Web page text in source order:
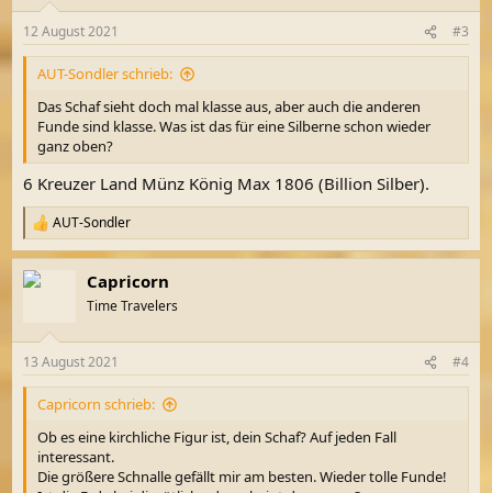
12 August 2021 #3
AUT-Sondler schrieb:
Das Schaf sieht doch mal klasse aus, aber auch die anderen
Funde sind klasse. Was ist das für eine Silberne schon wieder
ganz oben?
6 Kreuzer Land Münz König Max 1806 (Billion Silber).
R
e
a
k
e
n
AUT-Sondler
Capricorn
Time Travelers
13 August 2021 #4
Capricorn schrieb:
Ob es eine kirchliche Figur ist, dein Schaf? Auf jeden Fall
interessant.
Die größere Schnalle gefällt mir am besten. Wieder tolle Funde!